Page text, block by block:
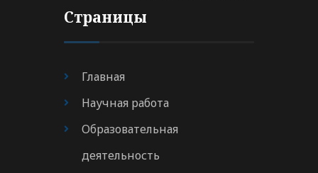
Страницы
Главная
Научная работа
Образовательная
деятельность